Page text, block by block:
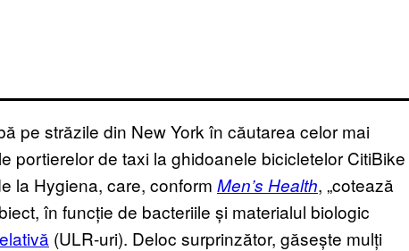
pe străzile din New York în căutarea celor mai
portierelor de taxi la ghidoanele bicicletelor CitiBike
la Hygiena, care, conform Men’s Health, „cotează
în funcție de bacteriile și materialul biologic
(ULR-uri). Deloc surprinzător, găsește mulți